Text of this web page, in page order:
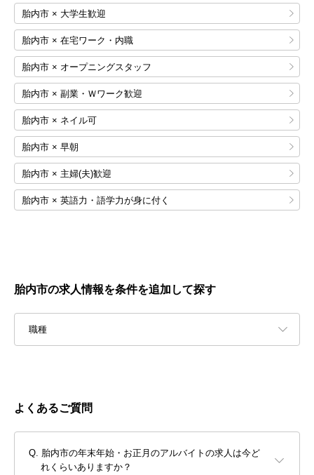
胎内市 × 大学生歓迎
胎内市 × 在宅ワーク・内職
胎内市 × オープニングスタッフ
胎内市 × 副業・Ｗワーク歓迎
胎内市 × ネイル可
胎内市 × 早朝
胎内市 × 主婦(夫)歓迎
胎内市 × 英語力・語学力が身に付く
胎内市の求人情報を条件を追加して探す
職種
よくあるご質問
胎内市の年末年始・お正月のアルバイトの求人は今ど
れくらいありますか？